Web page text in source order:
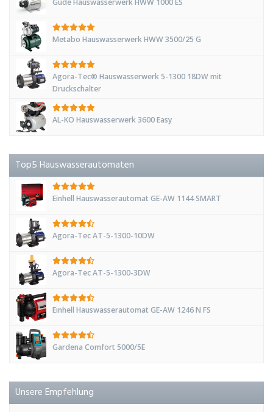
Güde Hauswasserwerk HWW 1000 ES
Metabo Hauswasserwerk HWW 3500/25 G
Agora-Tec® Hauswasserwerk 5-1300 18DW mit
Druckschalter
AL-KO Hauswasserwerk 3600 Easy
Top5 Hauswasserautomaten
Einhell Hauswasserautomat GE-AW 1144 SMART
Agora-Tec AT-5-1300-10DW
Agora-Tec AT-5-1300-3DW
Einhell Hauswasserautomat GE-AW 1246 N FS
Gardena Comfort 5000/5E
Unsere Empfehlung